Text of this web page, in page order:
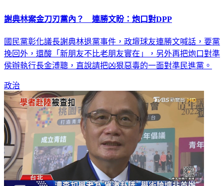
謝典林案金刀刃黨內？ 連勝文盼：炮口對DPP
國民黨彰化議長謝典林退黨事件，政壇球友連勝文喊話，要黨
挽回外，還酸「新朋友不比老朋友實在」，另外再把炮口對準
侯辦執行長金溥聰，直說請把凶狠惡毒的一面對準民進黨。
政治